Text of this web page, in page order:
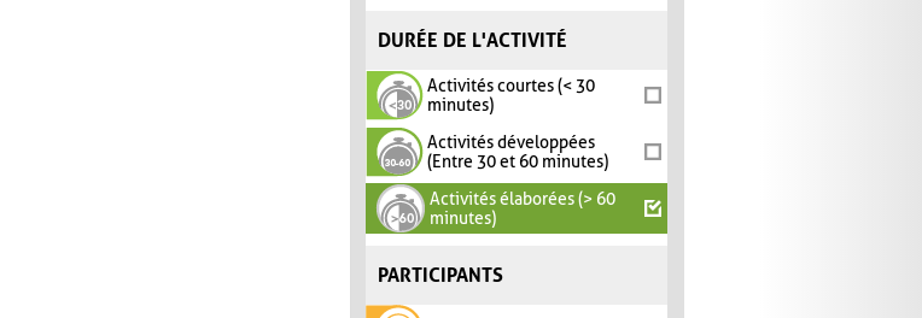
DURÉE DE L'ACTIVITÉ
Activités courtes (< 30
minutes)
Activités développées
(Entre 30 et 60 minutes)
Activités élaborées (> 60
minutes)
PARTICIPANTS